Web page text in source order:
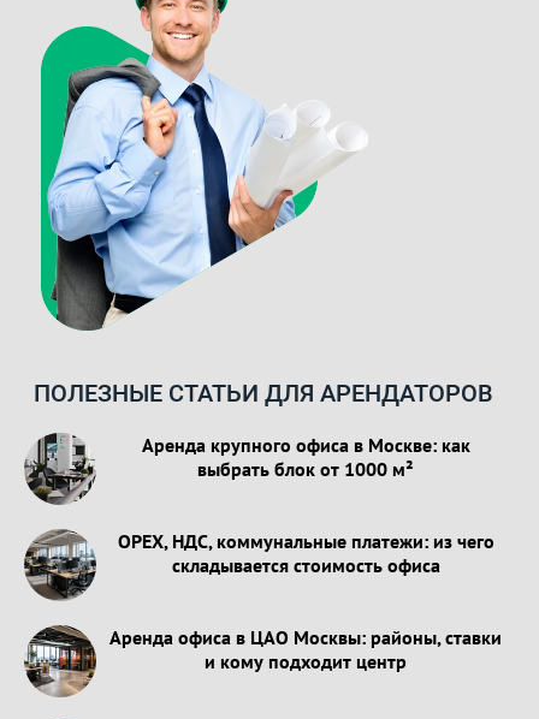
ПОЛЕЗНЫЕ СТАТЬИ ДЛЯ АРЕНДАТОРОВ
Аренда крупного офиса в Москве: как
выбрать блок от 1000 м²
OPEX, НДС, коммунальные платежи: из чего
складывается стоимость офиса
Аренда офиса в ЦАО Москвы: районы, ставки
и кому подходит центр